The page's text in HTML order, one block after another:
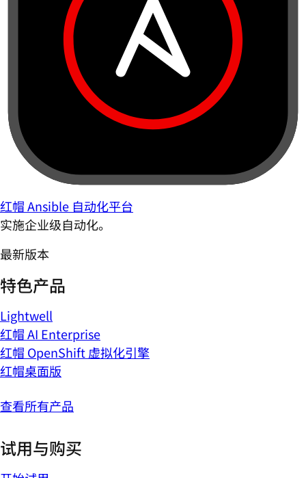
红帽 Ansible 自动化平台
实施企业级自动化。
最新版本
特色产品
Lightwell
红帽 AI Enterprise
红帽 OpenShift 虚拟化引擎
红帽桌面版
查看所有产品
试用与购买